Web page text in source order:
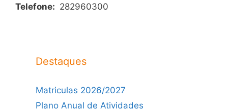
Telefone: 282960300
Destaques
Matriculas 2026/2027
Plano Anual de Atividades